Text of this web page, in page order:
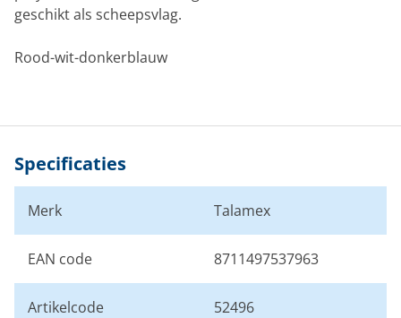
geschikt als scheepsvlag.
Rood-wit-donkerblauw
Specificaties
Merk Talamex
EAN code 8711497537963
Artikelcode 52496